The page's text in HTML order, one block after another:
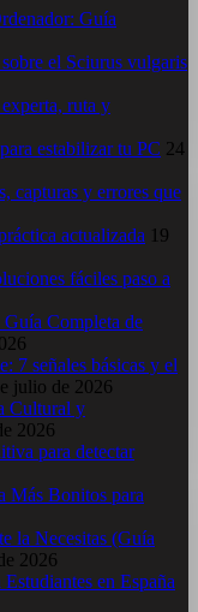
Guía
el Sciurus vulgaris
ruta y
estabilizar tu PC 24
capturas y errores que
actualizada 19
fáciles paso a
Completa de
7 señales básicas y el
julio de 2026
Cultural y
2026
para detectar
Más Bonitos para
la Necesitas (Guía
2026
en España